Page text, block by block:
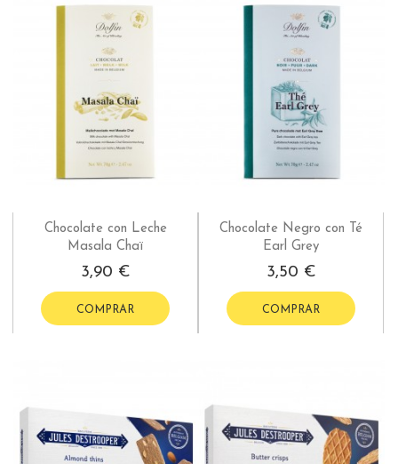
Chocolate con Leche
Masala Chaï
3,90 €
COMPRAR
Chocolate Negro con Té
Earl Grey
3,50 €
COMPRAR